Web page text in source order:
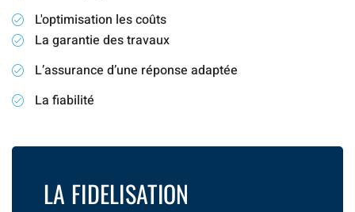
L'optimisation les coûts
La garantie des travaux
L’assurance d’une réponse adaptée
La fiabilité
LA FIDELISATION